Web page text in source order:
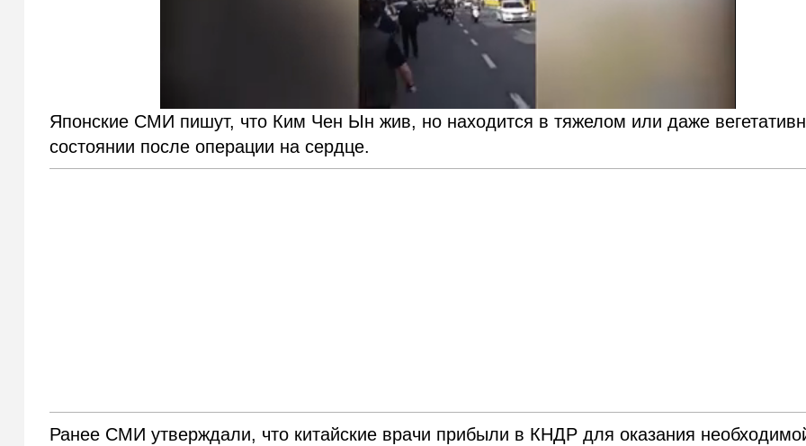
Японские СМИ пишут, что Ким Чен Ын жив, но находится в тяжелом или даже
состоянии после операции на сердце.
Ранее СМИ утверждали, что китайские врачи прибыли в КНДР для оказания